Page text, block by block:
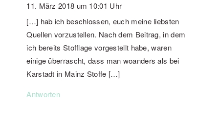
11. März 2018 um 10:01 Uhr
[…] hab ich beschlossen, euch meine liebsten
Quellen vorzustellen. Nach dem Beitrag, in dem
ich bereits Stofflage vorgestellt habe, waren
einige überrascht, dass man woanders als bei
Karstadt in Mainz Stoffe […]
Antworten